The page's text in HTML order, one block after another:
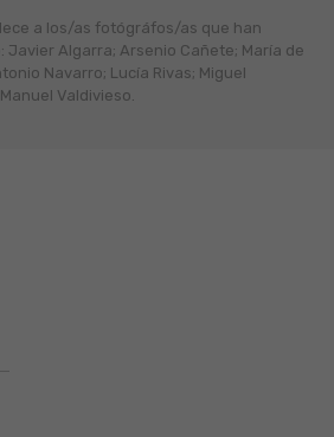
a los/as fotógráfos/as que han
Algarra; Arsenio Cañete; María de
Navarro; Lucía Rivas; Miguel
Valdivieso.